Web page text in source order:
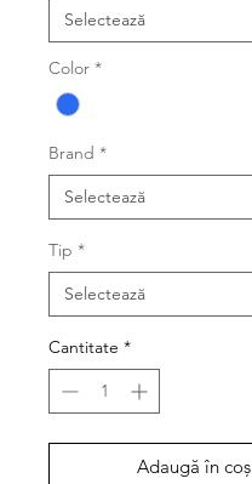
Color *
Brand *
Tip *
Cantitate *
Adaugă în coș